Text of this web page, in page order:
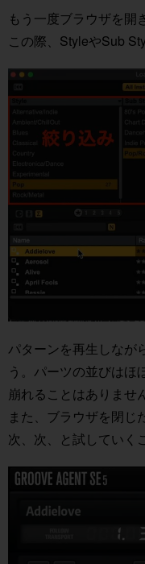
もう一度ブラウザを開
この際、StyleやSub
パターンを再生しなが
う。パーツの並びはほ
崩れることはありませ
また、ブラウザを閉じ
次、次、と試していく